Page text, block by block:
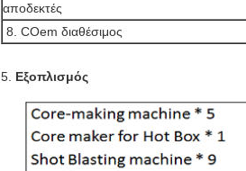
αποδεκτές
8. COem διαθέσιμος
5. Εξοπλισμός